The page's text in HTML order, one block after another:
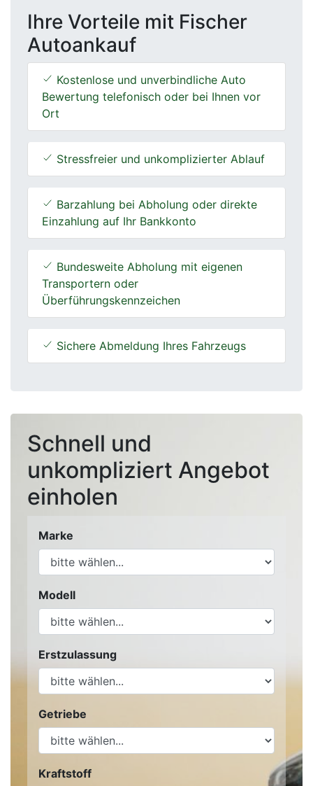
Ihre Vorteile mit Fischer
Autoankauf
Kostenlose und unverbindliche Auto
Bewertung telefonisch oder bei Ihnen vor
Ort
Stressfreier und unkomplizierter Ablauf
Barzahlung bei Abholung oder direkte
Einzahlung auf Ihr Bankkonto
Bundesweite Abholung mit eigenen
Transportern oder
Überführungskennzeichen
Sichere Abmeldung Ihres Fahrzeugs
Schnell und
unkompliziert Angebot
einholen
Marke
Modell
Erstzulassung
Getriebe
Kraftstoff